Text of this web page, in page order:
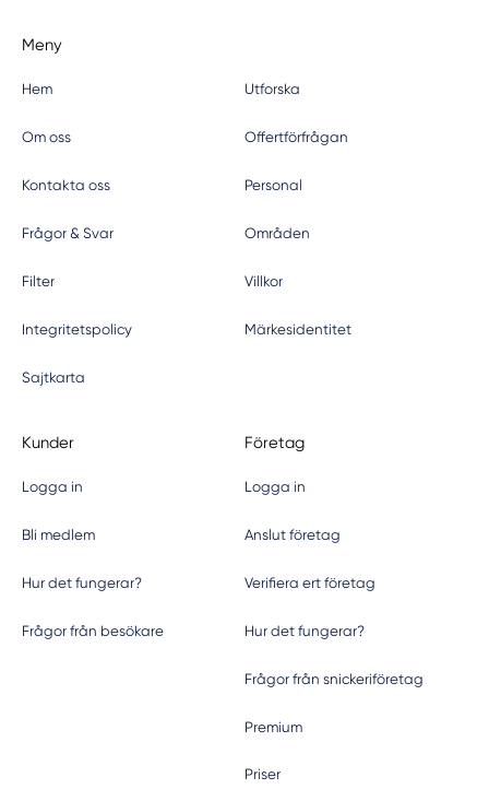
Meny
Hem Utforska
Om oss Offertförfrågan
Kontakta oss Personal
Frågor & Svar Områden
Filter Villkor
Integritetspolicy Märkesidentitet
Sajtkarta
Kunder
Logga in
Bli medlem
Hur det fungerar?
Frågor från besökare
Företag
Logga in
Anslut företag
Verifiera ert företag
Hur det fungerar?
Frågor från snickeriföretag
Premium
Priser